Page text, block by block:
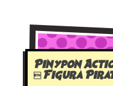
Pinypon
 Figura